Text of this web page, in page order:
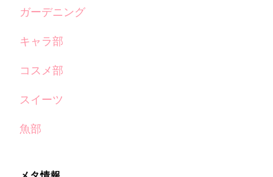
ガーデニング
キャラ部
コスメ部
スイーツ
魚部